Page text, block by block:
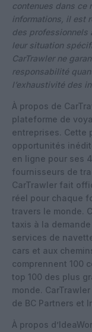
contenues dans ce
informations, il est
des professionnels
leur situation
CarTrawler ne
responsabilité
l’exhaustivité des
À propos de
plateforme de
entreprises. Cette
opportunités
en ligne pour ses
fournisseurs de
CarTrawler fait
réel pour chaque
travers le monde.
taxis à la
services de
cars et aux
comprennent 100
top 100 des plus
monde.
de BC Partners et
À propos